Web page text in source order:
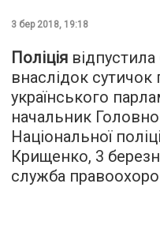
3 бер 2018, 19:18
Поліція
внаслідок сутичок
українського
начальник
Національної
Крищенко, 3
служба